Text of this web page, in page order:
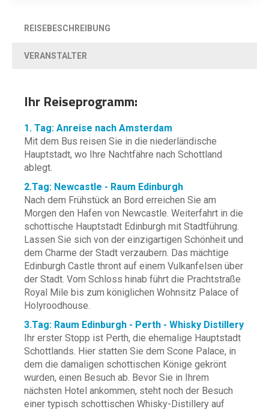
REISEBESCHREIBUNG
VERANSTALTER
Ihr Reiseprogramm:
1. Tag: Anreise nach Amsterdam
Mit dem Bus reisen Sie in die niederländische
Hauptstadt, wo Ihre Nachtfähre nach Schottland
ablegt.
2.Tag: Newcastle - Raum Edinburgh
Nach dem Frühstück an Bord erreichen Sie am
Morgen den Hafen von Newcastle. Weiterfahrt in die
schottische Hauptstadt Edinburgh mit Stadtführung.
Lassen Sie sich von der einzigartigen Schönheit und
dem Charme der Stadt verzaubern. Das mächtige
Edinburgh Castle thront auf einem Vulkanfelsen über
der Stadt. Vom Schloss hinab führt die Prachtstraße
Royal Mile bis zum königlichen Wohnsitz Palace of
Holyroodhouse.
3.Tag: Raum Edinburgh - Perth - Whisky Distillery
Ihr erster Stopp ist Perth, die ehemalige Hauptstadt
Schottlands. Hier statten Sie dem Scone Palace, in
dem die damaligen schottischen Könige gekrönt
wurden, einen Besuch ab. Bevor Sie in Ihrem
nächsten Hotel ankommen, steht noch der Besuch
einer typisch schottischen Whisky-Distillery auf